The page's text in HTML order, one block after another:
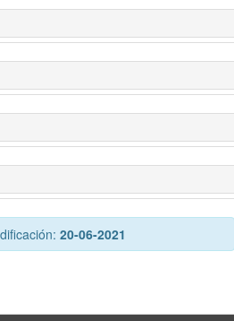
20-06-2021